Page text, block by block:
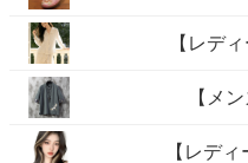
【レデ
【メ
【レデ